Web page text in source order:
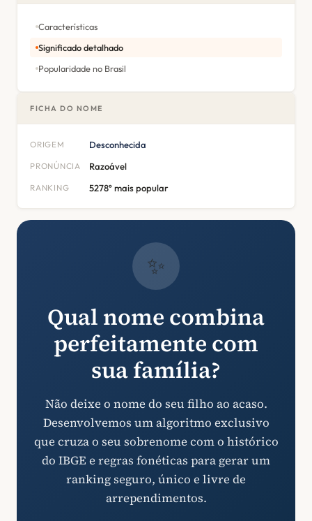
Características
Significado detalhado
Popularidade no Brasil
FICHA DO NOME
ORIGEM Desconhecida
PRONÚNCIA Razoável
RANKING 5278º mais popular
✨
Qual nome combina
perfeitamente com
sua família?
Não deixe o nome do seu filho ao acaso.
Desenvolvemos um algoritmo exclusivo
que cruza o seu sobrenome com o histórico
do IBGE e regras fonéticas para gerar um
ranking seguro, único e livre de
arrependimentos.